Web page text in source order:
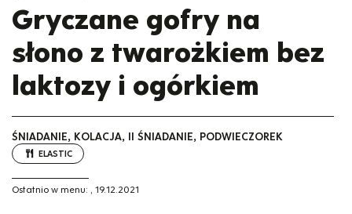
Gryczane gofry na
słono z twarożkiem bez
laktozy i ogórkiem
ŚNIADANIE, KOLACJA, II ŚNIADANIE, PODWIECZOREK
ELASTIC
Ostatnio w menu: , 19.12.2021